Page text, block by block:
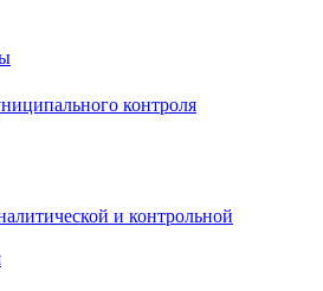
контроля
и контрольной